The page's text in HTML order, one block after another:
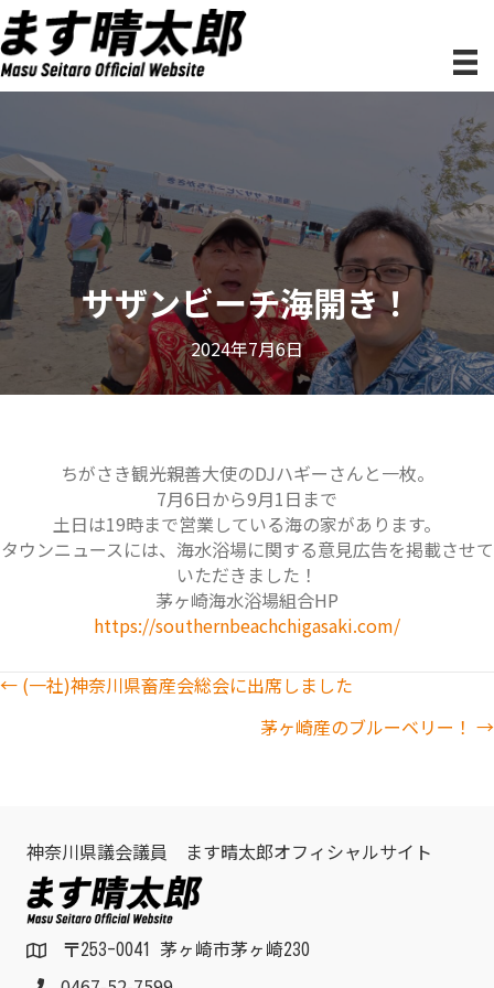
サザンビーチ海開き！
2024年7月6日
ちがさき観光親善大使のDJハギーさんと一枚。
7月6日から9月1日まで
土日は19時まで営業している海の家があります。
タウンニュースには、海水浴場に関する意見広告を掲載させて
いただきました！
茅ヶ崎海水浴場組合HP
https://southernbeachchigasaki.com/
Posts
← (一社)神奈川県畜産会総会に出席しました
茅ヶ崎産のブルーベリー！ →
神奈川県議会議員 ます晴太郎オフィシャルサイト
〒253-0041 茅ヶ崎市茅ヶ崎230